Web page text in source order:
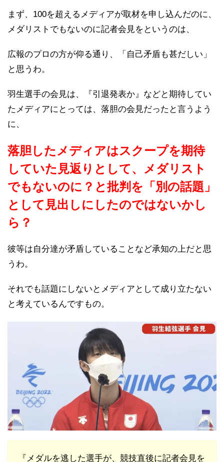
まず、100を超えるメディアが取材を申し込んだのに、
メダリストでもないのに記者会見をというのは、
広報のプロの方が仰る通り、「自己矛盾も甚だしい」
と思うわ。
羽生選手の会見は、『引退発表か』などと期待してい
たメディアにとっては、落胆の会見だったと言うよう
に、
落胆したメディアはスクープを期待
していた見返りとして、メダリスト
でもないのに？と批判を「別の話題」
として見出しにしたのではないかし
ら？
彼等は自分達が矛盾していることなど承知の上だと思
うわ。
それでも話題にしないとメディアとして成り立たない
と考えているんですもの。
『メダルを逃した選手が、競技直後に記者会見を